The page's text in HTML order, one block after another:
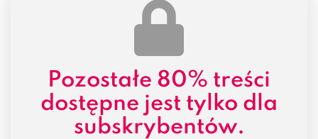
Pozostałe 80% treści
dostępne jest tylko dla
subskrybentów.